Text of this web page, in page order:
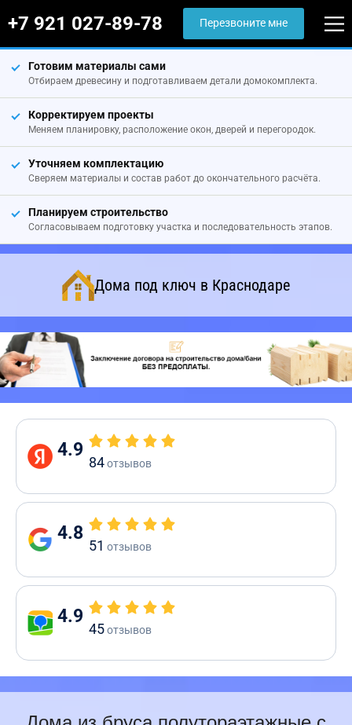
+7 921 027-89-78 Перезвоните мне
Готовим материалы сами
Отбираем древесину и подготавливаем детали домокомплекта.
Корректируем проекты
Меняем планировку, расположение окон, дверей и перегородок.
Уточняем комплектацию
Сверяем материалы и состав работ до окончательного расчёта.
Планируем строительство
Согласовываем подготовку участка и последовательность этапов.
Дома под ключ в Краснодаре
4.9
84отзывов
4.8
51 отзывов
4.9
45отзывов